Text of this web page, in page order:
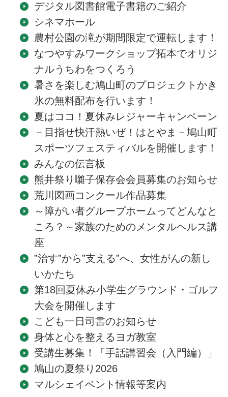
デジタル図書館電子書籍のご紹介
シネマホール
農村公園の滝が期間限定で運転します！
なつやすみワークショップ拓本でオリジ
ナルうちわをつくろう
暑さを楽しむ鳩山町のプロジェクトかき
氷の無料配布を行います！
夏はココ！夏休みレジャーキャンペーン
－目指せ快汗熱いぜ！はとやま－鳩山町
スポーツフェスティバルを開催します！
みんなの伝言板
熊井祭り囃子保存会会員募集のお知らせ
荒川図画コンクール作品募集
～障がい者グループホームってどんなと
ころ？～家族のためのメンタルヘルス講
座
”治す”から”支える”へ、女性がんの新し
いかたち
第18回夏休み小学生グラウンド・ゴルフ
大会を開催します
こども一日司書のお知らせ
身体と心を整えるヨガ教室
受講生募集！「手話講習会（入門編）」
鳩山の夏祭り2026
マルシェイベント情報等案内